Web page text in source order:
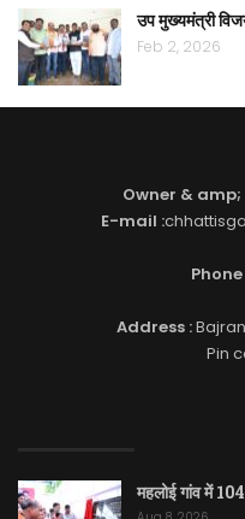
उप मुख्यमंत्री
Feb 2, 2026
Owner & amp;
E-mail :
Phone
Address :
Pin
महलोई गांव में